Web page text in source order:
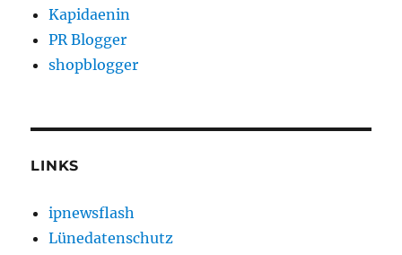
Kapidaenin
PR Blogger
shopblogger
LINKS
ipnewsflash
Lünedatenschutz